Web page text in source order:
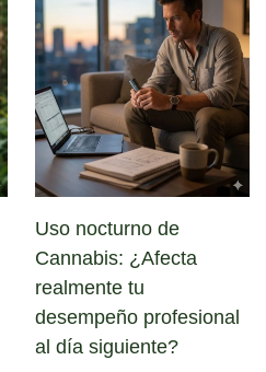
Uso nocturno de
Cannabis: ¿Afecta
realmente tu
desempeño profesional
al día siguiente?